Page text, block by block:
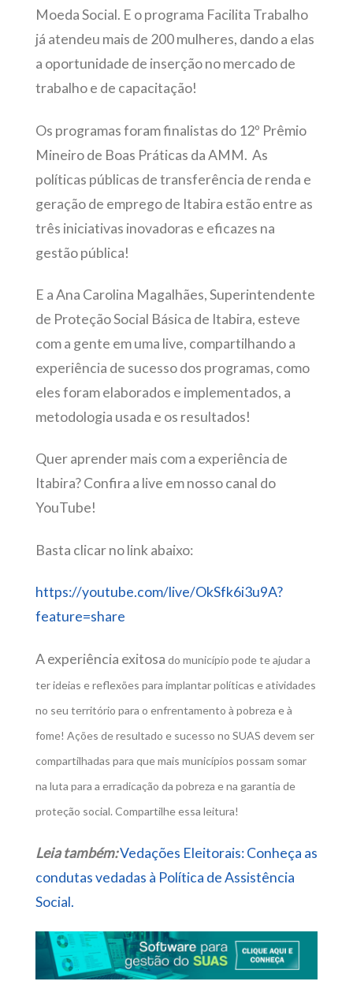
Moeda Social. E o programa Facilita Trabalho
já atendeu mais de 200 mulheres, dando a elas
a oportunidade de inserção no mercado de
trabalho e de capacitação!
Os programas foram finalistas do 12º Prêmio
Mineiro de Boas Práticas da AMM. As
políticas públicas de transferência de renda e
geração de emprego de Itabira estão entre as
três iniciativas inovadoras e eficazes na
gestão pública!
E a Ana Carolina Magalhães, Superintendente
de Proteção Social Básica de Itabira, esteve
com a gente em uma live, compartilhando a
experiência de sucesso dos programas, como
eles foram elaborados e implementados, a
metodologia usada e os resultados!
Quer aprender mais com a experiência de
Itabira? Confira a live em nosso canal do
YouTube!
Basta clicar no link abaixo:
https://youtube.com/live/OkSfk6i3u9A?
feature=share
A experiência exitosa do município pode te ajudar a
ter ideias e reflexões para implantar políticas e atividades
no seu território para o enfrentamento à pobreza e à
fome! Ações de resultado e sucesso no SUAS devem ser
compartilhadas para que mais municípios possam somar
na luta para a erradicação da pobreza e na garantia de
proteção social. Compartilhe essa leitura!
Leia também:Vedações Eleitorais: Conheça as
condutas vedadas à Política de Assistência
Social.